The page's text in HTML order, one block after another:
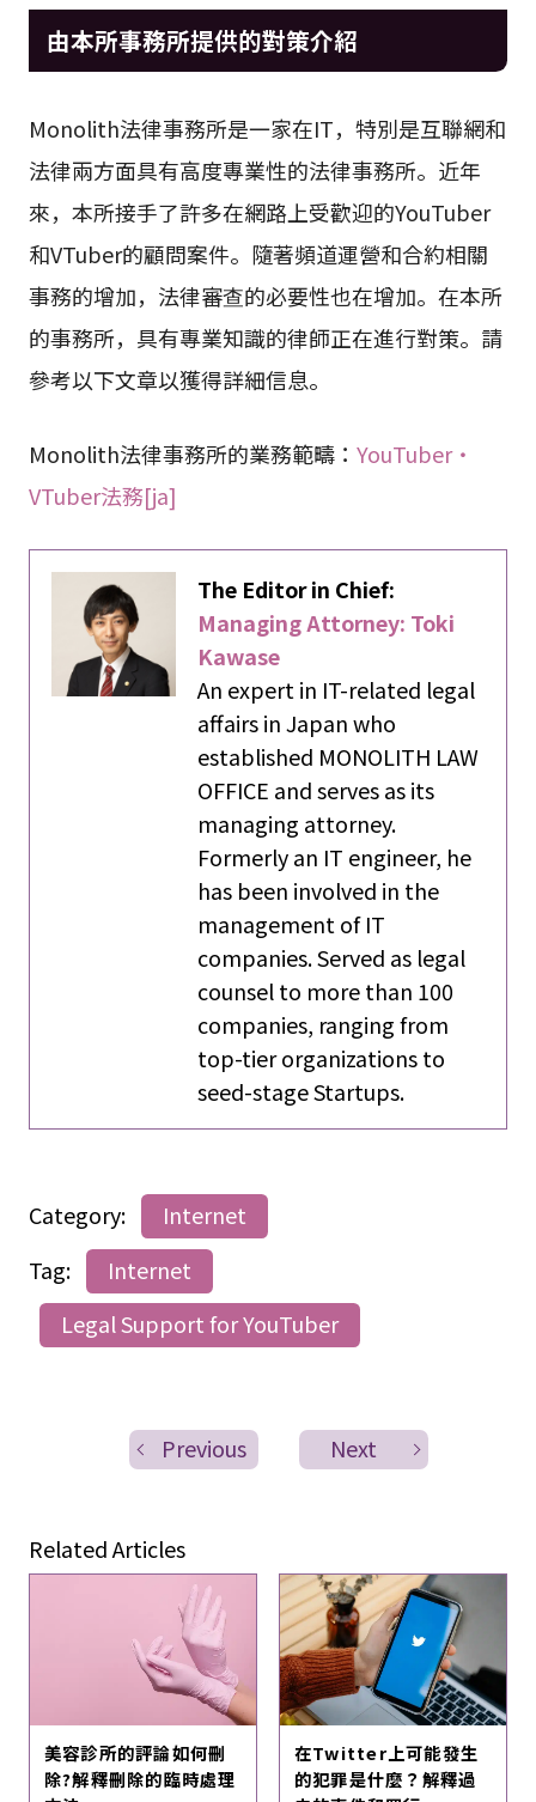
由本所事務所提供的對策介紹
Monolith法律事務所是一家在IT，特別是互聯網和
法律兩方面具有高度專業性的法律事務所。近年
來，本所接手了許多在網路上受歡迎的YouTuber
和VTuber的顧問案件。隨著頻道運營和合約相關
事務的增加，法律審查的必要性也在增加。在本所
的事務所，具有專業知識的律師正在進行對策。請
參考以下文章以獲得詳細信息。
Monolith法律事務所的業務範疇： YouTuber・
VTuber法務[ja]
The Editor in Chief:
Managing Attorney: Toki
Kawase
An expert in IT-related legal
affairs in Japan who
established MONOLITH LAW
OFFICE and serves as its
managing attorney.
Formerly an IT engineer, he
has been involved in the
management of IT
companies. Served as legal
counsel to more than 100
companies, ranging from
top-tier organizations to
seed-stage Startups.
Category:
Internet
Tag:
Internet
Legal Support for YouTuber
Previous Next
Related Articles
美容診所的評論如何刪
除?解釋刪除的臨時處理
在Twitter上可能發生
的犯罪是什麼？解釋過